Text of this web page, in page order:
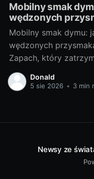
Mobilny smak
wędzonych
Mobilny smak dymu:
wędzonych
Zapach, który
wędzenia- Dlaczego
Kto kupuje: kierowcy,
przyczepa, pickup +
Donald
5 sie 2026 • 3 min
Newsy ze